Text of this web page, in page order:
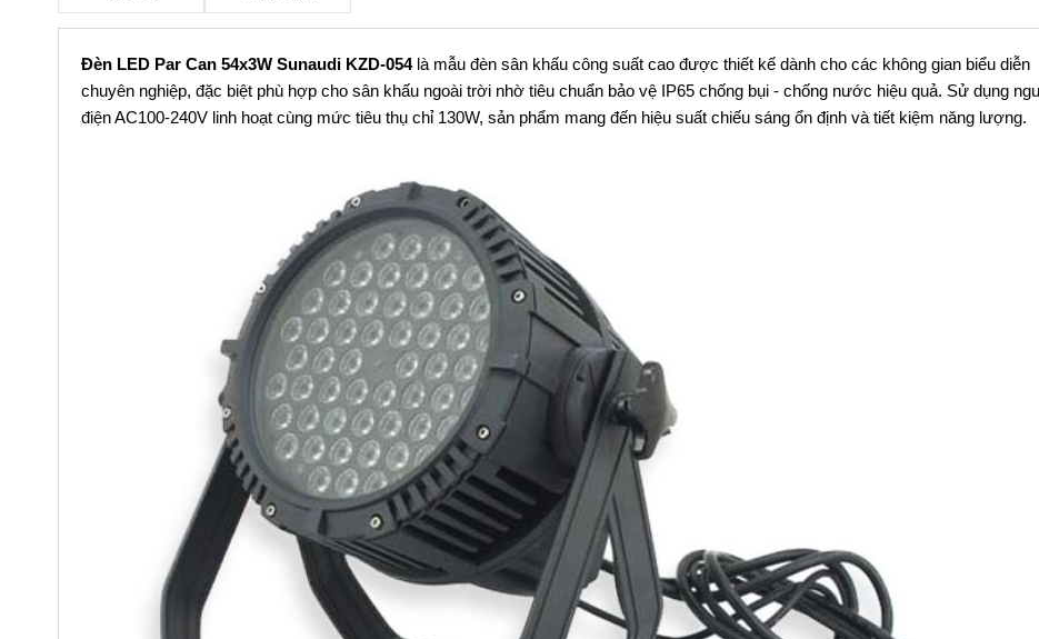
Đèn LED Par Can 54x3W Sunaudi KZD-054là mẫu đèn sân khấu công suất cao được thiết kế dành cho các không gian biểu diễn
chuyên nghiệp, đặc biệt phù hợp cho sân khấu ngoài trời nhờ tiêu chuẩn bảo vệ IP65 chống bụi - chống nước hiệu quả. Sử dụng
điện AC100-240V linh hoạt cùng mức tiêu thụ chỉ 130W, sản phẩm mang đến hiệu suất chiếu sáng ổn định và tiết kiệm năng lượng.